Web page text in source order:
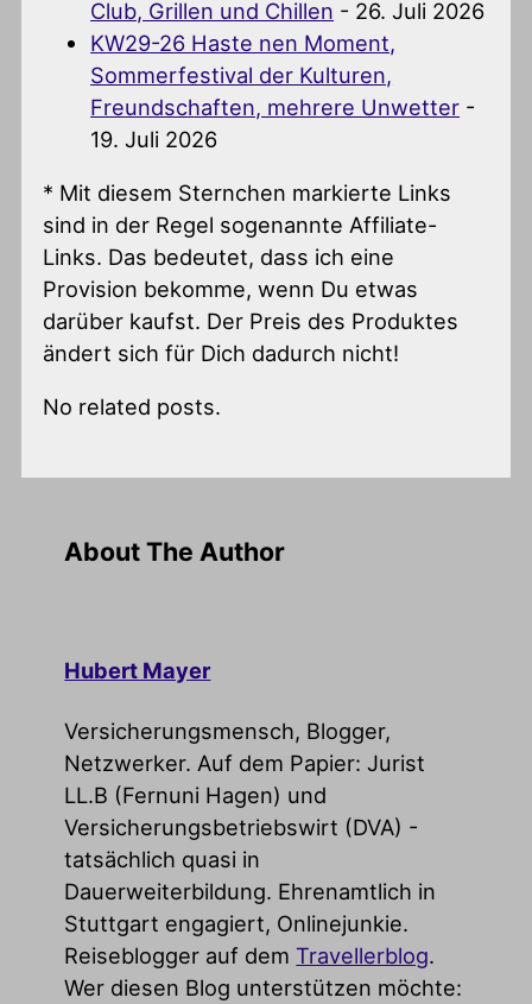
Club, Grillen und Chillen - 26. Juli 2026
KW29-26 Haste nen Moment,
Sommerfestival der Kulturen,
Freundschaften, mehrere Unwetter -
19. Juli 2026
* Mit diesem Sternchen markierte Links
sind in der Regel sogenannte Affiliate-
Links. Das bedeutet, dass ich eine
Provision bekomme, wenn Du etwas
darüber kaufst. Der Preis des Produktes
ändert sich für Dich dadurch nicht!
No related posts.
About The Author
Hubert Mayer
Versicherungsmensch, Blogger,
Netzwerker. Auf dem Papier: Jurist
LL.B (Fernuni Hagen) und
Versicherungsbetriebswirt (DVA) -
tatsächlich quasi in
Dauerweiterbildung. Ehrenamtlich in
Stuttgart engagiert, Onlinejunkie.
Reiseblogger auf dem Travellerblog.
Wer diesen Blog unterstützen möchte: